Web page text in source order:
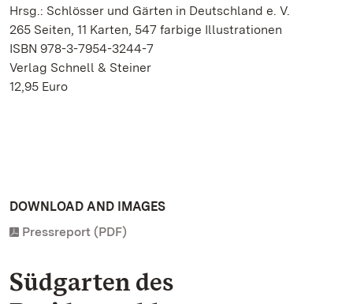
Hrsg.: Schlösser und Gärten in Deutschland e. V.
265 Seiten, 11 Karten, 547 farbige Illustrationen
ISBN 978-3-7954-3244-7
Verlag Schnell & Steiner
12,95 Euro
DOWNLOAD AND IMAGES
Pressreport (PDF)
Südgarten des